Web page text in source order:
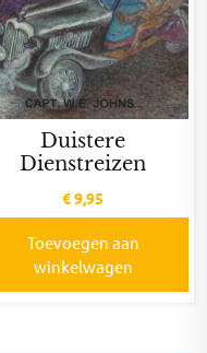
Duistere
Dienstreizen
€9,95
Toevoegen aan
winkelwagen